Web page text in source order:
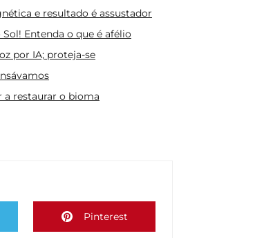
e resultado é assustador
Sol! Entenda o que é afélio
por IA; proteja-se
a restaurar o bioma
Pinterest